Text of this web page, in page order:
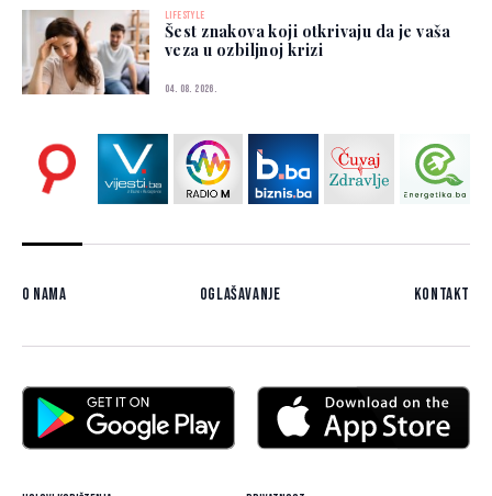
LIFESTYLE
Šest znakova koji otkrivaju da je vaša
veza u ozbiljnoj krizi
04. 08. 2026.
O nama Oglašavanje Kontakt